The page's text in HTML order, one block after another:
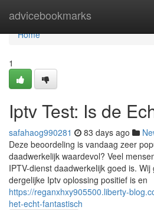
advicebookmarks
Home
Home
1
Iptv Test: Is de
safahaog990281 83 days ago
Deze beoordeling is vandaag zeer
daadwerkelijk waardevol? Veel
IPTV-dienst daadwerkelijk goed is.
dergelijke Iptv oplossing positief is en
https://reganxhxy905500.liberty-
het-echt-fantastisch